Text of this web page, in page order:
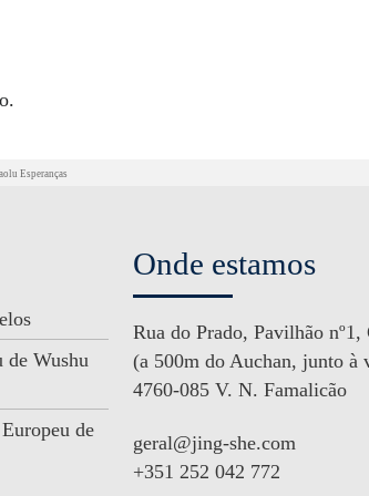
Esperanças
de Wushu
de
Onde estamos
Rua do Prado, Pavilhão nº1,
(a 500m do Auchan, junto à
4760-085 V. N. Famalicão
geral@jing-she.com
+351 252 042 772